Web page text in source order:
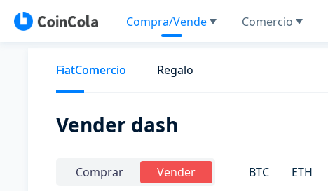
Compra/Vende Comercio
FiatComercio Regalo
Vender dash
Comprar Vender BTC ETH